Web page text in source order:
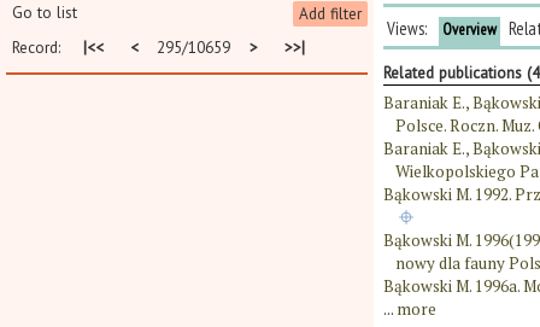
Add filter
Go to list
Record:
|<< < 295/10659 > >>|
Views: Overview
Related publications
Baraniak E.,
Polsce. Roczn.
Baraniak E.,
Wielkopolskiego
Bąkowski M. 1992.
Bąkowski M.
nowy dla fauny
Bąkowski M. 1996a.
... more